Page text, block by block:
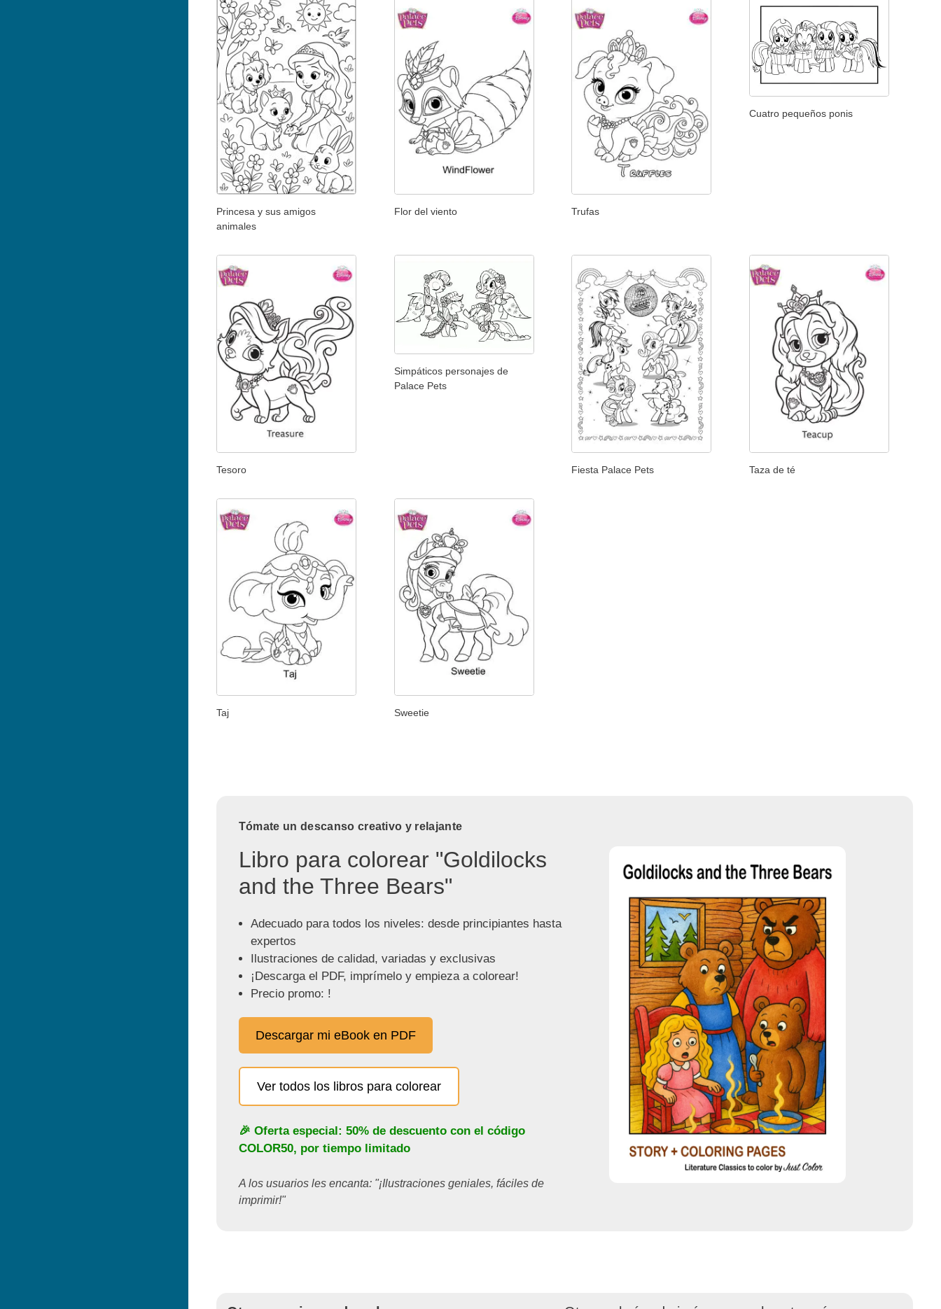
Princesa y sus amigos
animales
Flor del viento Trufas
Cuatro pequeños ponis
Tesoro
Simpáticos personajes de
Palace Pets
Fiesta Palace Pets Taza de té
Taj Sweetie
Tómate un descanso creativo y relajante
Libro para colorear "Goldilocks
and the Three Bears"
Adecuado para todos los niveles: desde principiantes hasta
expertos
Ilustraciones de calidad, variadas y exclusivas
¡Descarga el PDF, imprímelo y empieza a colorear!
Precio promo: !
Descargar mi eBook en PDF
Ver todos los libros para colorear
🎉 Oferta especial: 50% de descuento con el código
COLOR50, por tiempo limitado
A los usuarios les encanta: "¡Ilustraciones geniales, fáciles de
imprimir!"